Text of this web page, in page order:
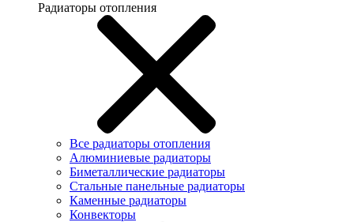
Радиаторы отопления
Все радиаторы отопления
Алюминиевые радиаторы
Биметаллические радиаторы
Стальные панельные радиаторы
Каменные радиаторы
Конвекторы